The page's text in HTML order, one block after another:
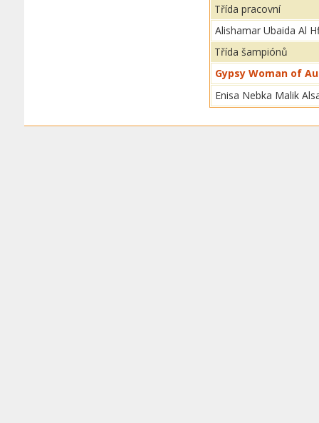
Třída pracovní
Alishamar Ubaida Al
Třída šampiónů
Gypsy Woman of
Enisa Nebka Malik